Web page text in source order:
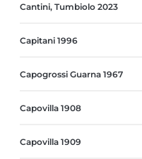
Cantini, Tumbiolo 2023
Capitani 1996
Capogrossi Guarna 1967
Capovilla 1908
Capovilla 1909